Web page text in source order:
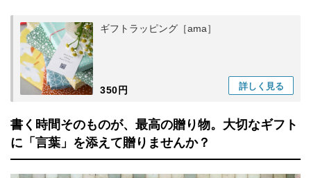
ギフトラッピング［ama］
350円 詳しく 見る
書く時間そのものが、最高の贈り物。大切なギフト
に「言葉」を添えて贈りませんか？